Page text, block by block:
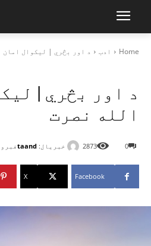
Home ادب د اور بڅري | لیکوال امان
د اور بڅري |
الله نصرت
خبریال: taandفبروري 0
2873
Facebook
X